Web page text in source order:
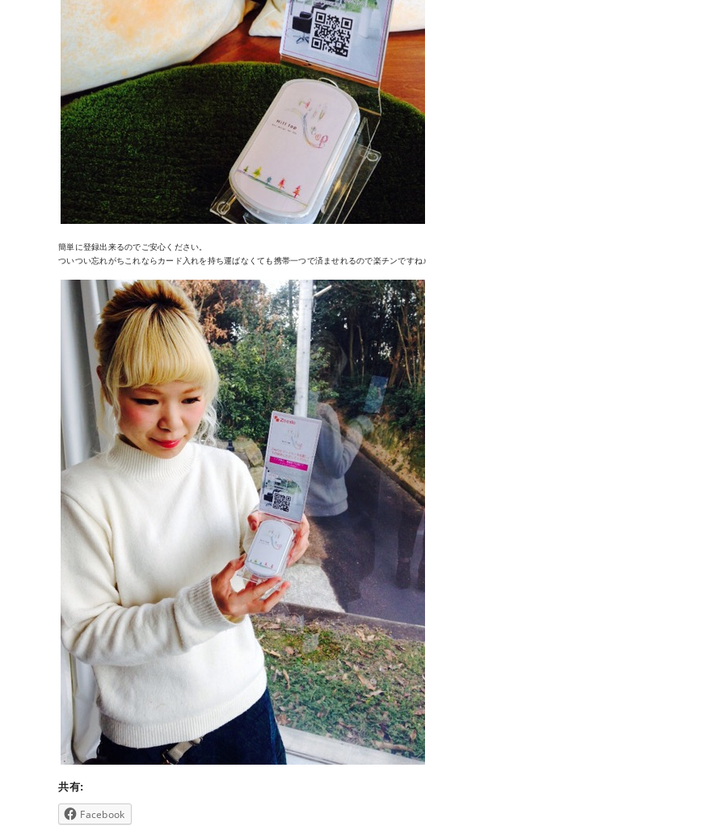
簡単に登録出来るのでご安心ください。
ついつい忘れがちこれならカード入れを持ち運ばなくても携帯一つで済ませれるので楽チンですね♪
共有:
Facebook